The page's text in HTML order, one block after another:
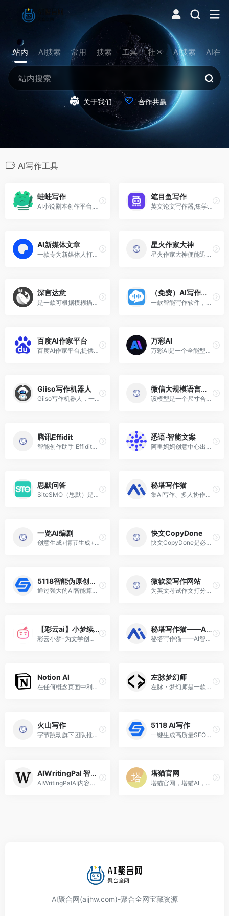
站内 AI搜索 常用 搜索 工具 社区 AI搜索 AI在
关于我们 合作共赢
AI写作工具
蛙蛙写作
AI小说剧本创作平台,提供AI续写扩写润色长篇短篇剧本一站式AI写作工具
笔目鱼写作
英文论文写作器,集学科翻译,学科润色改写等功能为一体的云端论文写作器。
AI新媒体文章
一款专为新媒体人打造的AI写作工具
星火作家大神
星火作家大神便能迅速生成高质量的小说内容，让您的创作更加高效
深言达意
是一款可根据模糊描述，找词找句的免费智能写作工具
（免费）AI写作工具
一款智能写作软件，集选题，写作，配图，排版，润色，发布，数据分析等一体的内容运营工作平台
百度AI作家平台
百度AI作家平台,提供了AI写作的各种功能
万彩AI
万彩AI是一个全能型AI内容创作网站
Giiso写作机器人
Giiso写作机器人，一款内容创作AI辅助工具
微信大规模语言模型WeLM
该模型是一个尺寸合理的中文...
腾讯Effidit
智能创作助手 Effidit（Effic...
悉语·智能文案
阿里妈妈创意中心出品的一款一键生成商品营销文案的工具
思默问答
SiteSMO（思默）是一个综合性的AI应用平台，提供广泛的实用工具和服务。
秘塔写作猫
集AI写作、多人协作、文本校对、改写润色、自动配图等功能为一体AI Native内容创作平台 一分钟了解如何使用 快速访问 新建文档 从空文本起草 AI写作 让AI辅助您高效写作
一览AI编剧
创意生成+情节生成+脚本生成...
快文CopyDone
快文CopyDone是必优科技旗下AI原创营销文案写作神器
5118智能伪原创工具
通过强大的AI智能算法将任何...
微软爱写作网站
为英文考试作文打分，支持从小学到雅思8大考试
【彩云ai】小梦续写
彩云小梦-为文学创作者及文学爱好者提供Ai辅助创作编辑工具
秘塔写作猫——AI智能写作工具
秘塔写作猫——AI智能写作工具
Notion AI
在任何概念页面中利用 AI 的...
左脉梦幻师
左脉・梦幻师是一款基于前沿A...
火山写作
字节跳动旗下团队推出的免费...
5118 AI写作
一键生成高质量SEO原创文章.提高搜索引擎排名获得更多流量
AIWritingPal 智写助手
AIWritingPalAI内容创作工具
塔猫官网
塔猫官网，塔猫AI，塔猫PPT，塔猫ChatPPT，塔猫GPT，ChatGPT，AI，智能PPT，Chat-PPT，
AI聚合网(aijhw.com)-聚合全网宝藏资源